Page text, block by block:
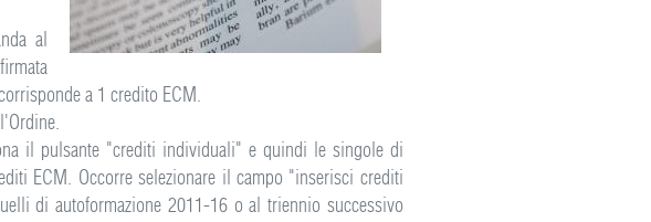
al
a 1 credito ECM.
il pulsante "crediti individuali" e quindi le singole di
ECM. Occorre selezionare il campo "inserisci crediti
di autoformazione 2011-16 o al triennio successivo